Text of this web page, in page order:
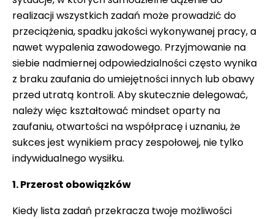
realizacji wszystkich zadań może prowadzić do
przeciążenia, spadku jakości wykonywanej pracy, a
nawet wypalenia zawodowego. Przyjmowanie na
siebie nadmiernej odpowiedzialności często wynika
z braku zaufania do umiejętności innych lub obawy
przed utratą kontroli. Aby skutecznie delegować,
należy więc kształtować mindset oparty na
zaufaniu, otwartości na współpracę i uznaniu, że
sukces jest wynikiem pracy zespołowej, nie tylko
indywidualnego wysiłku.
1. Przerost obowiązków
Kiedy lista zadań przekracza twoje możliwości